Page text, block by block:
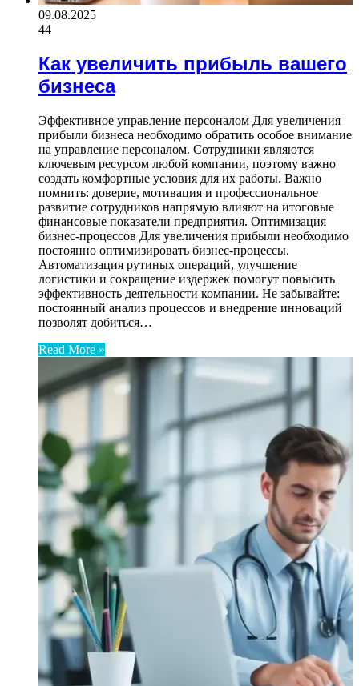
09.08.2025
44
Как увеличить прибыль вашего
бизнеса
Эффективное управление персоналом Для увеличения
прибыли бизнеса необходимо обратить особое внимание
на управление персоналом. Сотрудники являются
ключевым ресурсом любой компании, поэтому важно
создать комфортные условия для их работы. Важно
помнить: доверие, мотивация и профессиональное
развитие сотрудников напрямую влияют на итоговые
финансовые показатели предприятия. Оптимизация
бизнес-процессов Для увеличения прибыли необходимо
постоянно оптимизировать бизнес-процессы.
Автоматизация рутиных операций, улучшение
логистики и сокращение издержек помогут повысить
эффективность деятельности компании. Не забывайте:
постоянный анализ процессов и внедрение инноваций
позволят добиться…
Read More »